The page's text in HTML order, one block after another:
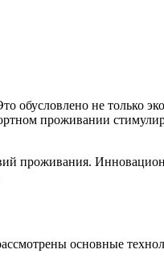
не только
проживании
проживания.
основные